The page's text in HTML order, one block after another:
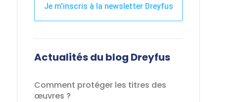
Je m'inscris à la newsletter Dreyfus
champ
devrait
vide
Actualités du blog Dreyfus
Comment protéger les titres des
œuvres ?